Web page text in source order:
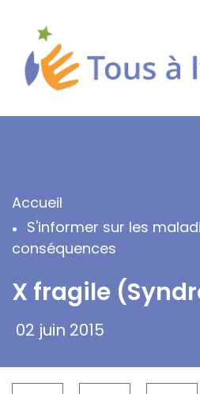
contenu
principal
Fil
d'Ariane
Accueil
S'informer sur les
conséquences
X fragile
02 juin 2015